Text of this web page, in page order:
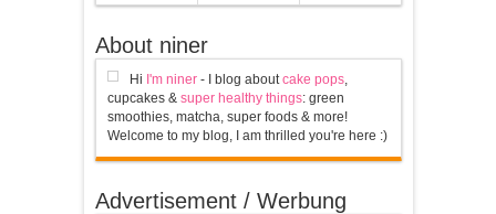
About niner
Hi I'm niner- I blog aboutcake pops,
cupcakes & super healthy things: green
smoothies, matcha, super foods & more!
Welcome to my blog, I am thrilled you're here :)
Advertisement / Werbung